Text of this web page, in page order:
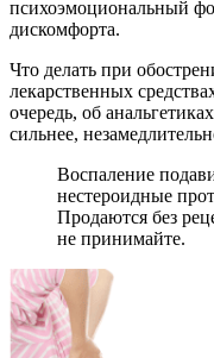
психоэмоциональный
дискомфорта.
Что делать при
лекарственных
очередь, об
сильнее,
Воспаление
нестероидные
Продаются без
не принимайте.